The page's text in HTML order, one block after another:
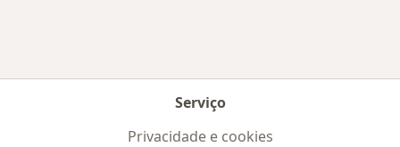
Serviço
Privacidade e cookies